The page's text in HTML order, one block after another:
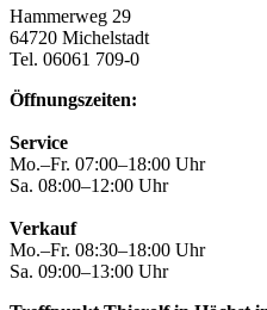
Hammerweg 29
64720 Michelstadt
Tel. 06061 709-0
Öffnungszeiten:
Service
Mo.–Fr. 07:00–18:00 Uhr
Sa. 08:00–12:00 Uhr
Verkauf
Mo.–Fr. 08:30–18:00 Uhr
Sa. 09:00–13:00 Uhr